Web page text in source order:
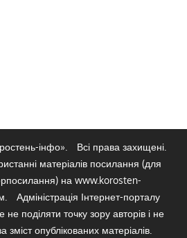
інфо».
Всі права захищені.
матеріалів посилання (для
на www.korosten-
Адміністрація Інтернет-порталу
поділяти точку зору авторів і не
зміст опублікованих матеріалів.